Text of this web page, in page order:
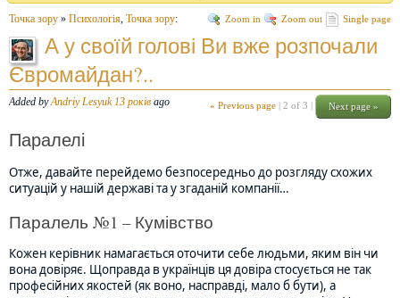
Zoom in Zoom out Single page
Точка зору » Психологія, Точка зору:
А у своїй голові Ви вже розпочали
Євромайдан?..
« Previous page |2 of 3 Next page »
Added byAndriy Lesyuk 13 років ago
Паралелі
Отже, давайте перейдемо безпосередньо до розгляду схожих
ситуацій у нашій державі та у згаданій компанії…
Паралель №1 – Кумівство
Кожен керівник намагається оточити себе людьми, яким він чи
вона довіряє. Щоправда в українців ця довіра стосується не так
професійних якостей (як воно, насправді, мало б бути), а